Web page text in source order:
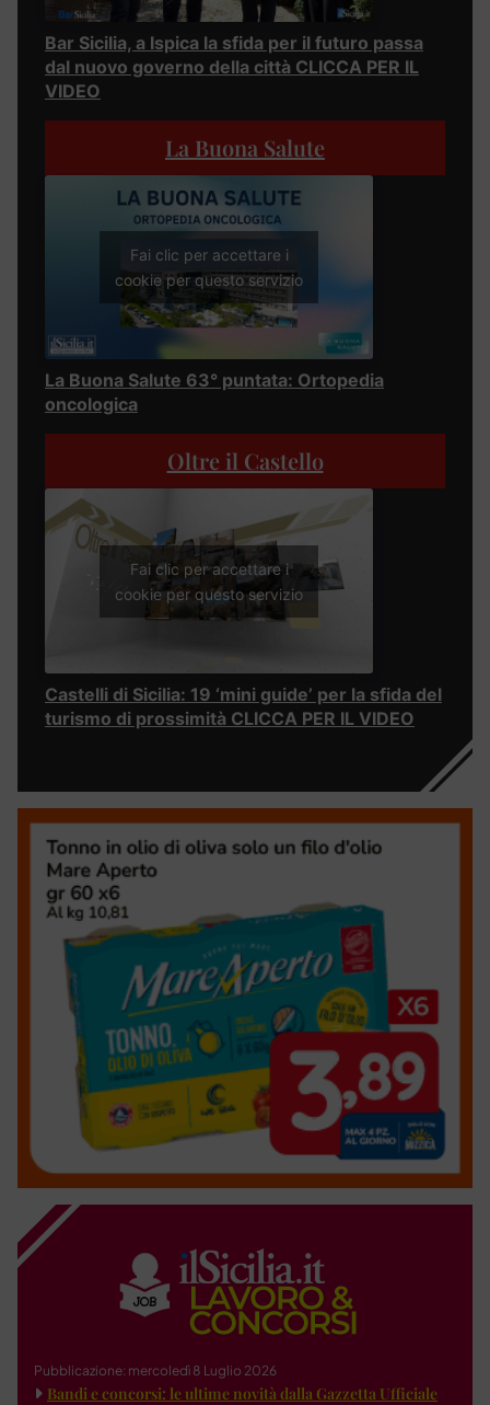
Bar Sicilia, a Ispica la sfida per il futuro passa
dal nuovo governo della città CLICCA PER IL
VIDEO
La Buona Salute
Fai clic per accettare i
cookie per questo servizio
La Buona Salute 63° puntata: Ortopedia
oncologica
Oltre il Castello
Fai clic per accettare i
cookie per questo servizio
Castelli di Sicilia: 19 ‘mini guide’ per la sfida del
turismo di prossimità CLICCA PER IL VIDEO
Pubblicazione: mercoledì 8 Luglio 2026
Bandi e concorsi: le ultime novità dalla Gazzetta Ufficiale